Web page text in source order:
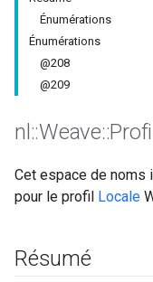
Énumérations
Énumérations
@208
@209
nl ::Weave::
Cet espace de noms
pour le profil Locale
Résumé